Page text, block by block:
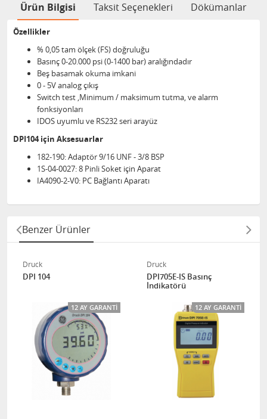
Ürün Bilgisi Taksit Seçenekleri Dökümanlar
Özellikler
% 0,05 tam ölçek (FS) doğruluğu
Basınç 0-20.000 psi (0-1400 bar) aralığındadır
Beş basamak okuma imkani
0 - 5V analog çıkış
Switch test ,Minimum / maksimum tutma, ve alarm
fonksiyonları
IDOS uyumlu ve RS232 seri arayüz
DPI104 için Aksesuarlar
182-190​: Adaptör 9/16 UNF - 3/8 BSP
1S-04-0027: 8 Pinli Soket için Aparat
IA4090-2-V0: PC Bağlantı Aparatı
Benzer Ürünler
Druck
DPI 104
12 AY GARANTI
Druck
DPI705E-IS Basınç
İndikatörü
12 AY GARANTI